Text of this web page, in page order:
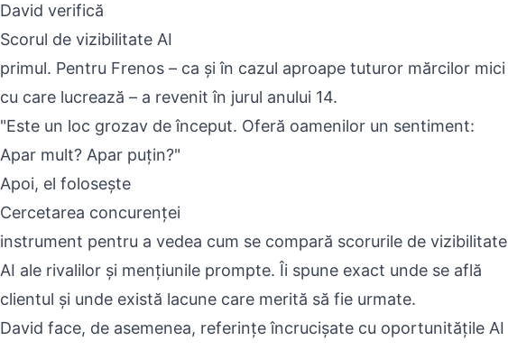
David verifică
Scorul de vizibilitate AI
primul. Pentru Frenos – ca și în cazul aproape tuturor mărcilor mici
cu care lucrează – a revenit în jurul anului 14.
"Este un loc grozav de început. Oferă oamenilor un sentiment:
Apar mult? Apar puțin?"
Apoi, el folosește
Cercetarea concurenței
instrument pentru a vedea cum se compară scorurile de vizibilitate
AI ale rivalilor și mențiunile prompte. Îi spune exact unde se află
clientul și unde există lacune care merită să fie urmate.
David face, de asemenea, referințe încrucișate cu oportunitățile AI